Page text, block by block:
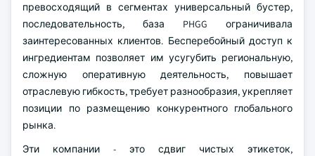
превосходящий в сегментах универсальный бустер,
последовательность, база PHGG ограничивала
заинтересованных клиентов. Бесперебойный доступ к
ингредиентам позволяет им усугубить региональную,
сложную оперативную деятельность, повышает
отраслевую гибкость, требует разнообразия, укрепляет
позиции по размещению конкурентного глобального
рынка.
Эти компании - это сдвиг чистых этикеток,